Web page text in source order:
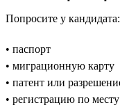
Попросите у кандидата:
• паспорт
• миграционную карту
• патент или
• регистрацию по